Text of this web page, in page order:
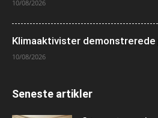
10/08/2026
Klimaaktivister demonstrerede
10/08/2026
Seneste artikler